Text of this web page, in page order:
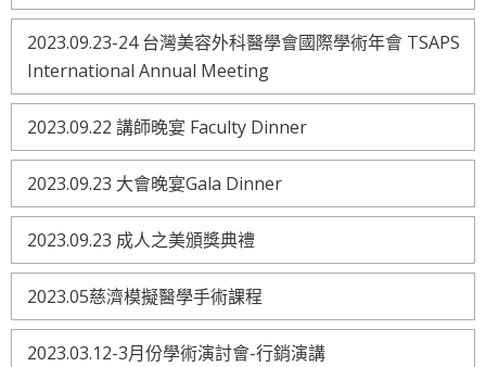
2023.09.23-24 台灣美容外科醫學會國際學術年會 TSAPS
International Annual Meeting
2023.09.22 講師晚宴 Faculty Dinner
2023.09.23 大會晚宴Gala Dinner
2023.09.23 成人之美頒獎典禮
2023.05慈濟模擬醫學手術課程
2023.03.12-3月份學術演討會-行銷演講